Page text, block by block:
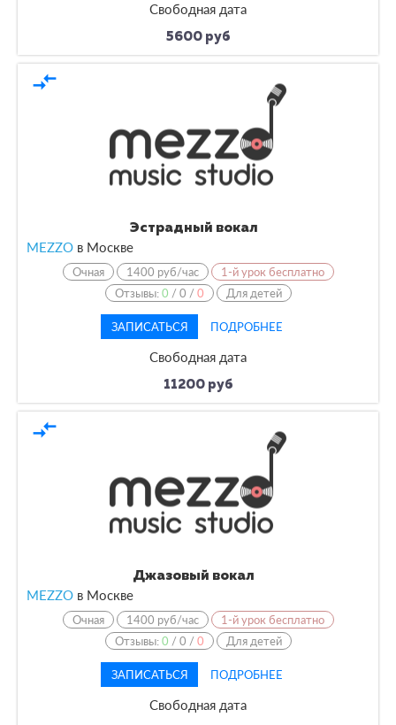
Свободная дата
5600 руб
compare_arrows
Эстрадный вокал
MEZZO в Москве
Очная 1400 руб/час
1-й урок бесплатно
Отзывы:0 /0 /0 Для детей
ЗАПИСАТЬСЯ ПОДРОБНЕЕ
Свободная дата
11200 руб
compare_arrows
Джазовый вокал
MEZZO в Москве
Очная 1400 руб/час
1-й урок бесплатно
Отзывы:0 /0 /0 Для детей
ЗАПИСАТЬСЯ ПОДРОБНЕЕ
Свободная дата